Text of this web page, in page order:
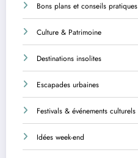
Bons plans et conseils pratiques
Culture & Patrimoine
Destinations insolites
Escapades urbaines
Festivals & événements culturels
Idées week-end